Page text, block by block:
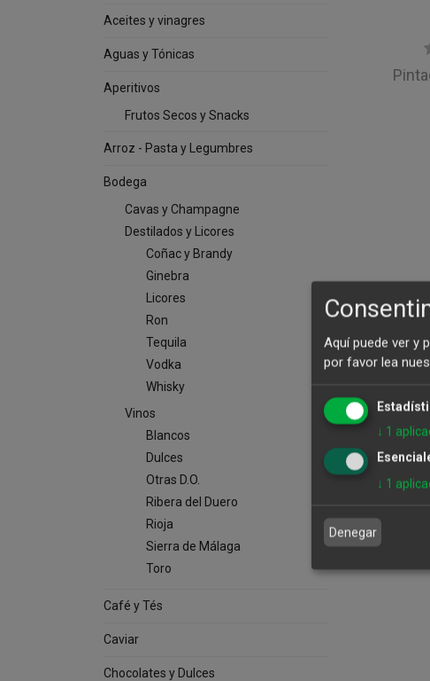
Aceites y vinagres
Aguas y Tónicas
Aperitivos
Frutos Secos y Snacks
Arroz - Pasta y Legumbres
Bodega
Cavas y Champagne
Destilados y Licores
Coñac y Brandy
Ginebra
Licores
Ron
Tequila
Vodka
Whisky
Vinos
Blancos
Dulces
Otras D.O.
Ribera del Duero
Rioja
Sierra de Málaga
Toro
Café y Tés
Caviar
Chocolates y Dulces
Aquí puede ver y
por favor lea
↓ 1
↓ 1
Denegar